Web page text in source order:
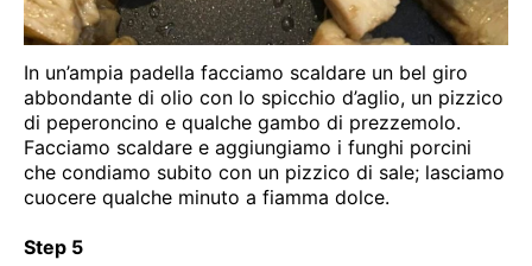
In un’ampia padella facciamo scaldare un bel giro
abbondante di olio con lo spicchio d’aglio, un pizzico
di peperoncino e qualche gambo di prezzemolo.
Facciamo scaldare e aggiungiamo i funghi porcini
che condiamo subito con un pizzico di sale; lasciamo
cuocere qualche minuto a fiamma dolce.
Step 5